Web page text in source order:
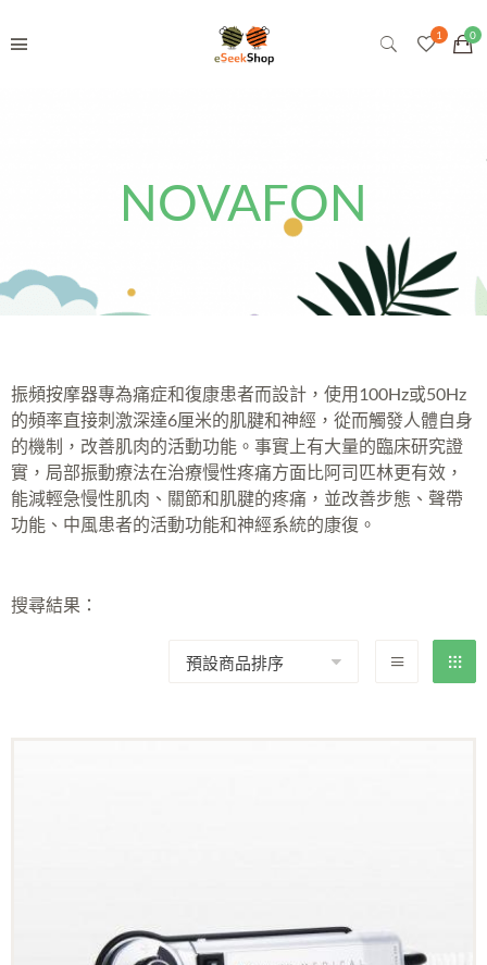
NOVAFON
振頻按摩器專為痛症和復康患者而設計，使用100Hz或50Hz
的頻率直接刺激深達6厘米的肌腱和神經，從而觸發人體自身
的機制，改善肌肉的活動功能。事實上有大量的臨床研究證
實，局部振動療法在治療慢性疼痛方面比阿司匹林更有效，
能減輕急慢性肌肉、關節和肌腱的疼痛，並改善步態、聲帶
功能、中風患者的活動功能和神經系統的康復。
搜尋結果：